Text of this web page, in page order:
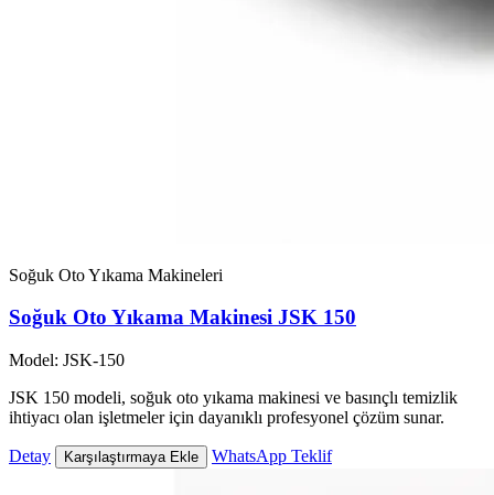
Soğuk Oto Yıkama Makineleri
Soğuk Oto Yıkama Makinesi JSK 150
Model: JSK-150
JSK 150 modeli, soğuk oto yıkama makinesi ve basınçlı temizlik
ihtiyacı olan işletmeler için dayanıklı profesyonel çözüm sunar.
Detay Karşılaştırmaya Ekle WhatsApp Teklif